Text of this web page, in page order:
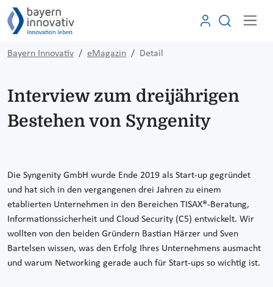
Bayern Innovativ eMagazin Detail
Interview zum dreijährigen
Bestehen von Syngenity
Die Syngenity GmbH wurde Ende 2019 als Start-up gegründet
und hat sich in den vergangenen drei Jahren zu einem
etablierten Unternehmen in den Bereichen TISAX®-Beratung,
Informationssicherheit und Cloud Security (C5) entwickelt. Wir
wollten von den beiden Gründern Bastian Härzer und Sven
Bartelsen wissen, was den Erfolg Ihres Unternehmens ausmacht
und warum Networking gerade auch für Start-ups so wichtig ist.